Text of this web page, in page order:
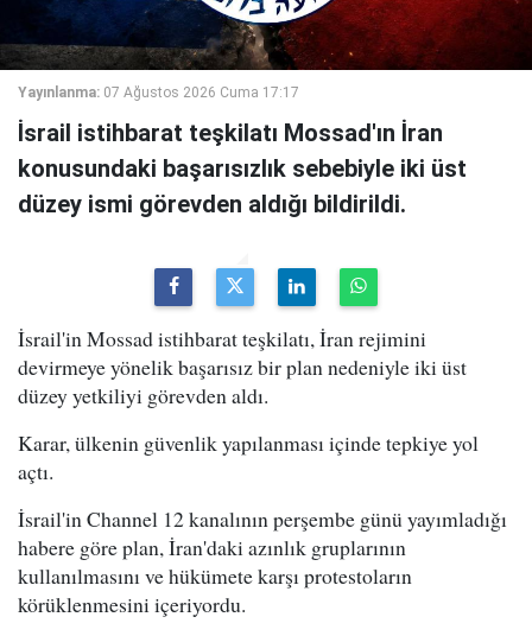
Yayınlanma: 07 Ağustos 2026 Cuma 17:17
İsrail istihbarat teşkilatı Mossad'ın İran
konusundaki başarısızlık sebebiyle iki üst
düzey ismi görevden aldığı bildirildi.
İsrail'in Mossad istihbarat teşkilatı, İran rejimini
devirmeye yönelik başarısız bir plan nedeniyle iki üst
düzey yetkiliyi görevden aldı.
Karar, ülkenin güvenlik yapılanması içinde tepkiye yol
açtı.
İsrail'in Channel 12 kanalının perşembe günü yayımladığı
habere göre plan, İran'daki azınlık gruplarının
kullanılmasını ve hükümete karşı protestoların
körüklenmesini içeriyordu.